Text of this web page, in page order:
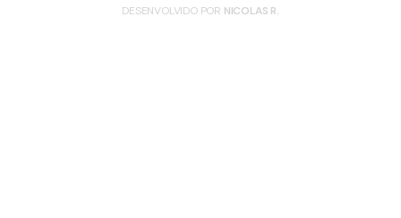
DESENVOLVIDO POR NICOLAS R.